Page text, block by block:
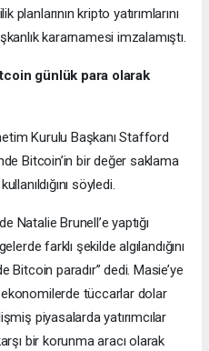
kripto yatırımlarını
kararnamesi imzalamıştı.
günlük para olarak
Kurulu Başkanı Stafford
Bitcoin’in bir değer saklama
söyledi.
Natalie Brunell’e yaptığı
farklı şekilde algılandığını
Bitcoin paradır” dedi. Masie’ye
tüccarlar dolar
piyasalarda yatırımcılar
bir korunma aracı olarak